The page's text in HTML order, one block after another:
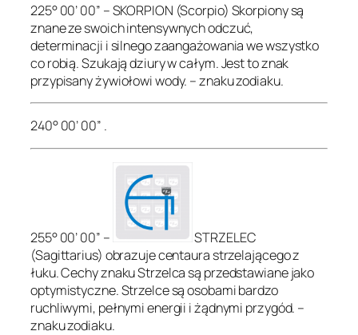
225° 00’ 00” – SKORPION (Scorpio) Skorpiony są
znane ze swoich intensywnych odczuć,
determinacji i silnego zaangażowania we wszystko
co robią. Szukają dziury w całym. Jest to znak
przypisany żywiołowi wody. – znaku zodiaku.
240° 00’ 00” .
255° 00’ 00” –
STRZELEC
(Sagittarius) obrazuje centaura strzelającego z
łuku. Cechy znaku Strzelca są przedstawiane jako
optymistyczne. Strzelce są osobami bardzo
ruchliwymi, pełnymi energii i żądnymi przygód. –
znaku zodiaku.